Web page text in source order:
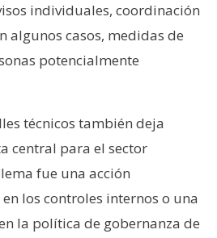
individuales, coordinación
algunos casos, medidas de
potencialmente
técnicos también deja
central para el sector
fue una acción
los controles internos o una
la política de gobernanza de